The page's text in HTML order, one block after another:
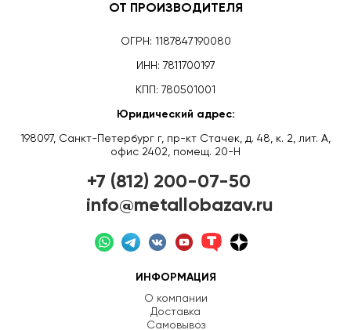
ОТ ПРОИЗВОДИТЕЛЯ
ОГРН: 1187847190080
ИНН: 7811700197
КПП: 780501001
Юридический адрес:
198097, Санкт-Петербург г, пр-кт Стачек, д. 48, к. 2, лит. А,
офис 2402, помещ. 20-Н
+7 (812) 200-07-50
info@metallobazav.ru
ИНФОРМАЦИЯ
О компании
Доставка
Самовывоз